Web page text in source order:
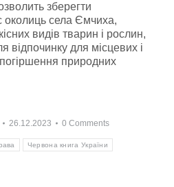
зберегти
села Ємчиха,
видів тварин і рослин,
відпочинку для місцевих і
погіршення природних
26.12.2023 0 Comments
Червона книга України